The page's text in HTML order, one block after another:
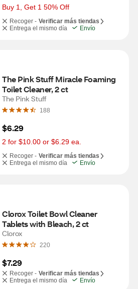
Buy 1, Get 1 50% Off
Recoger - Verificar más tiendas
Entrega el mismo día
Envío
The Pink Stuff Miracle Foaming
Toilet Cleaner, 2 ct
The Pink Stuff
188
$6.29
2 for $10.00 or $6.29 ea.
Recoger - Verificar más tiendas
Entrega el mismo día
Envío
Clorox Toilet Bowl Cleaner
Tablets with Bleach, 2 ct
Clorox
220
$7.29
Recoger - Verificar más tiendas
Entrega el mismo día
Envío